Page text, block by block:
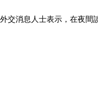
交消息人士表示，在夜